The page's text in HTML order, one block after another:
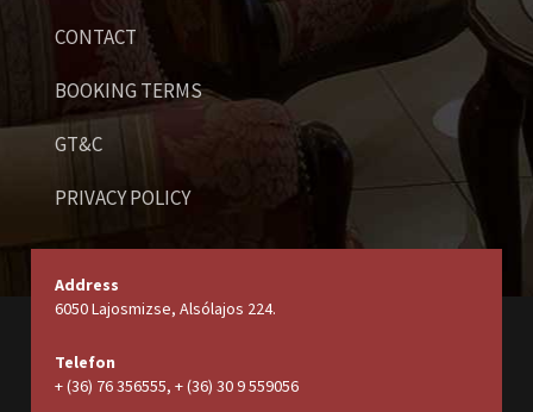
CONTACT
BOOKING TERMS
GT&C
PRIVACY POLICY
Address
6050 Lajosmizse, Alsólajos 224.
Telefon
+ (36) 76 356555, + (36) 30 9 559056